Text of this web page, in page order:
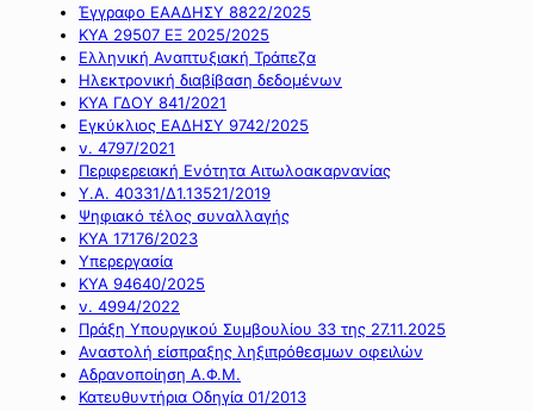
Έγγραφο ΕΑΑΔΗΣΥ 8822/2025
ΚΥΑ 29507 ΕΞ 2025/2025
Ελληνική Αναπτυξιακή Τράπεζα
Ηλεκτρονική διαβίβαση δεδομένων
ΚΥΑ ΓΔΟΥ 841/2021
Εγκύκλιος ΕΑΔΗΣΥ 9742/2025
ν. 4797/2021
Περιφερειακή Ενότητα Αιτωλοακαρνανίας
Υ.Α. 40331/Δ1.13521/2019
Ψηφιακό τέλος συναλλαγής
ΚΥΑ 17176/2023
Υπερεργασία
ΚΥΑ 94640/2025
ν. 4994/2022
Πράξη Υπουργικού Συμβουλίου 33 της 27.11.2025
Αναστολή είσπραξης ληξιπρόθεσμων οφειλών
Αδρανοποίηση Α.Φ.Μ.
Κατευθυντήρια Οδηγία 01/2013